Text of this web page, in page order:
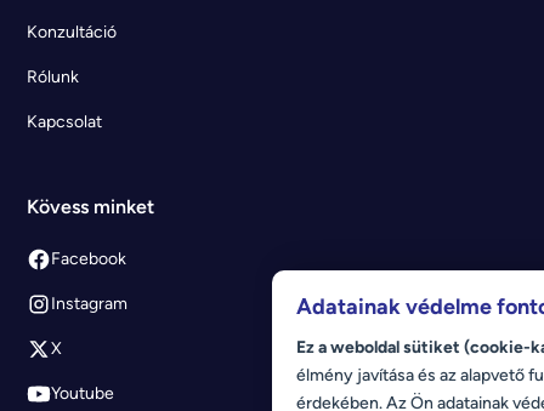
Konzultáció
Rólunk
Kapcsolat
Kövess minket
Facebook
Instagram
X
Youtube
Adatainak védelme
Ez a weboldal sütiket (cookie-
élmény javítása és az alapvető
érdekében. Az Ön adatainak